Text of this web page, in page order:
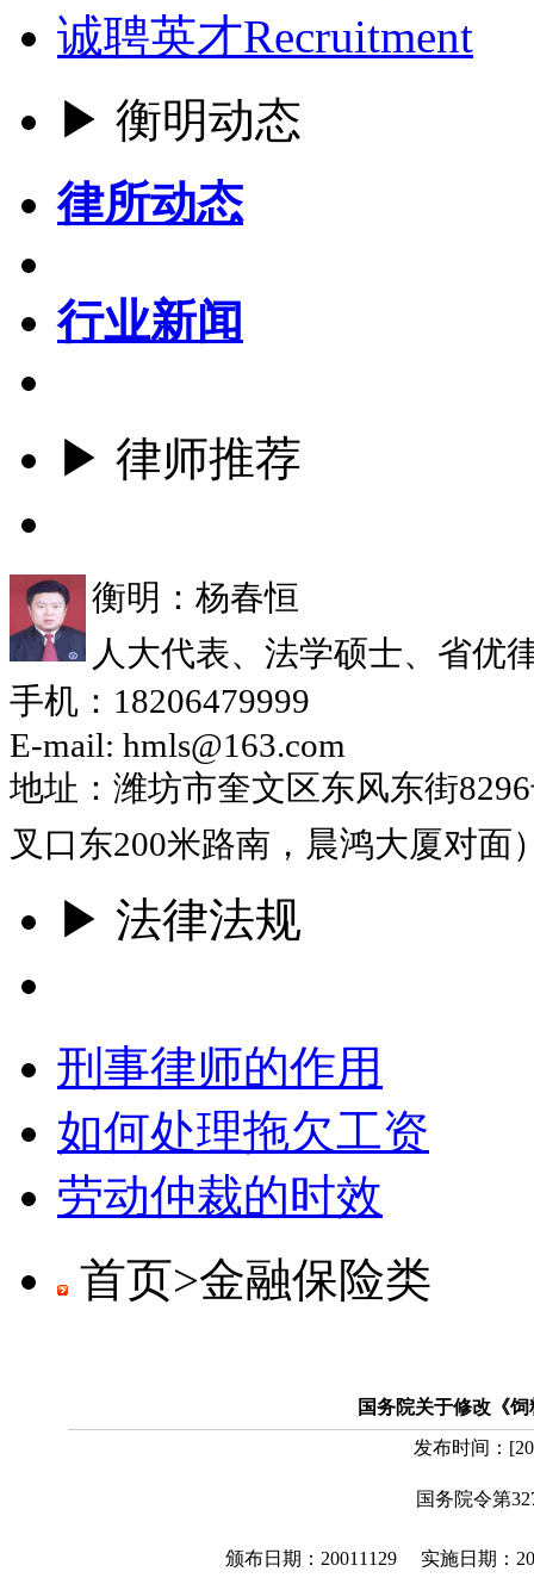
诚聘英才Recruitment
▶ 衡明动态
律所动态
行业新闻
▶ 律师推荐
衡明：杨春恒
人大代表、法学硕士、省优
手机：18206479999
E-mail: hmls@163.com
地址：潍坊市奎文区东风东街
叉口东200米路南，晨鸿大厦对面
▶ 法律法规
刑事律师的作用
如何处理拖欠工资
劳动仲裁的时效
首页>金融保险类
国务院关于修改《
发布时间： [
国务院令第327
颁布日期：20011129 实施日期：